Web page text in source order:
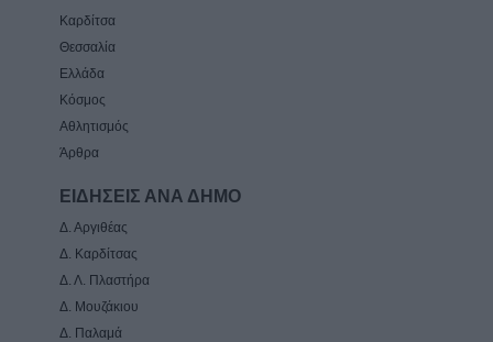
Καρδίτσα
Θεσσαλία
Ελλάδα
Κόσμος
Αθλητισμός
Άρθρα
ΕΙΔΗΣΕΙΣ ΑΝΑ ΔΗΜΟ
Δ. Αργιθέας
Δ. Καρδίτσας
Δ. Λ. Πλαστήρα
Δ. Μουζάκιου
Δ. Παλαμά